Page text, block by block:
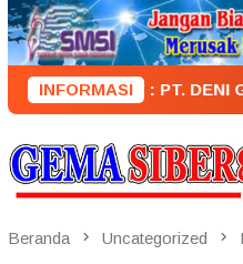
Loncat
ke
konten
INFORMASI
: PT. DENI GEMA
Beranda Uncategorized